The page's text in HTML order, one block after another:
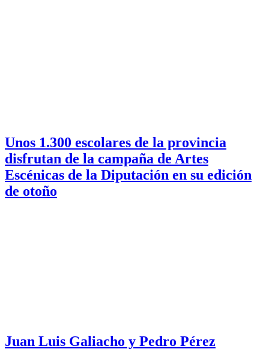
Unos 1.300 escolares de la provincia
disfrutan de la campaña de Artes
Escénicas de la Diputación en su edición
de otoño
Juan Luis Galiacho y Pedro Pérez